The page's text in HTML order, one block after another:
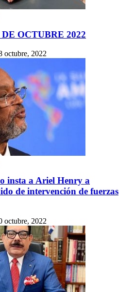
OCTUBRE 2022
octubre, 2022
insta a Ariel Henry a
de intervención de fuerzas
octubre, 2022